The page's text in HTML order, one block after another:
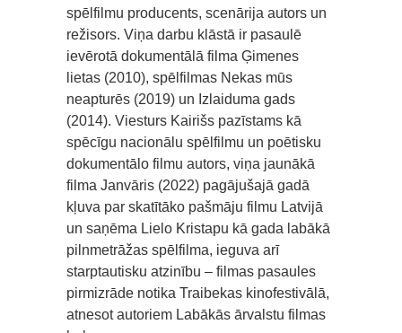
spēlfilmu producents, scenārija autors un
režisors. Viņa darbu klāstā ir pasaulē
ievērotā dokumentālā filma Ģimenes
lietas (2010), spēlfilmas Nekas mūs
neapturēs (2019) un Izlaiduma gads
(2014). Viesturs Kairišs pazīstams kā
spēcīgu nacionālu spēlfilmu un poētisku
dokumentālo filmu autors, viņa jaunākā
filma Janvāris (2022) pagājušajā gadā
kļuva par skatītāko pašmāju filmu Latvijā
un saņēma Lielo Kristapu kā gada labākā
pilnmetrāžas spēlfilma, ieguva arī
starptautisku atzinību – filmas pasaules
pirmizrāde notika Traibekas kinofestivālā,
atnesot autoriem Labākās ārvalstu filmas